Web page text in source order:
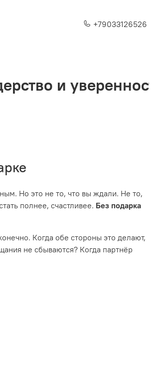
+79033126526
Но это не то, что вы ждали. Не то,
полнее, счастливее. Без подарка
Когда обе стороны это делают,
не сбываются? Когда партнёр